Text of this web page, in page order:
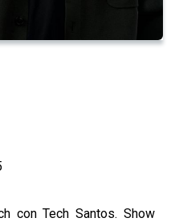
con Tech Santos. Show